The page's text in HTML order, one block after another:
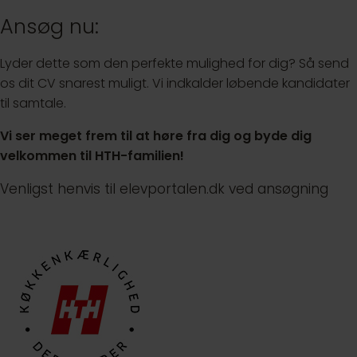
Ansøg nu:
Lyder dette som den perfekte mulighed for dig? Så send
os dit CV snarest muligt. Vi indkalder løbende kandidater
til samtale.
Vi ser meget frem til at høre fra dig og byde dig
velkommen til HTH-familien!
Venligst henvis til elevportalen.dk ved ansøgning